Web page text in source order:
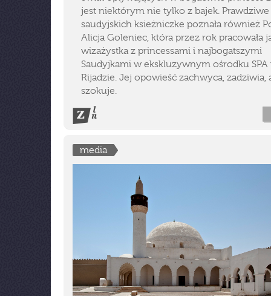
jest niektórym nie tylko z bajek.
saudyjskich ksieżniczke poznała również
Alicja Goleniec, która przez rok pracowała
wizażystka z princessami i najbogatszymi
Saudyjkami w ekskluzywnym ośrodku SPA
Rijadzie. Jej opowieść zachwyca, zadziwia,
szokuje.
media